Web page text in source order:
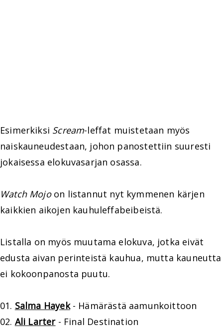
Esimerkiksi Scream-leffat muistetaan myös
naiskauneudestaan, johon panostettiin suuresti
jokaisessa elokuvasarjan osassa.
Watch Mojoon listannut nyt kymmenen kärjen
kaikkien aikojen kauhuleffabeibeistä.
Listalla on myös muutama elokuva, jotka eivät
edusta aivan perinteistä kauhua, mutta kauneutta
ei kokoonpanosta puutu.
01. Salma Hayek- Hämärästä aamunkoittoon
02. Ali Larter- Final Destination